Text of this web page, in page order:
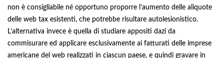
non è consigliabile né opportuno proporre l’aumento delle aliquote
delle web tax esistenti, che potrebbe risultare autolesionistico.
L’alternativa invece è quella di studiare appositi dazi da
commisurare ed applicare esclusivamente ai fatturati delle imprese
americane del web realizzati in ciascun paese, e quindi gravare in